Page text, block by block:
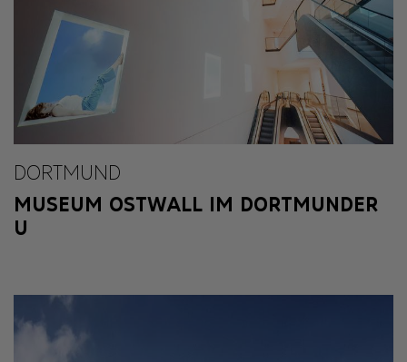
DORTMUND
MUSEUM OSTWALL IM DORTMUNDER
U